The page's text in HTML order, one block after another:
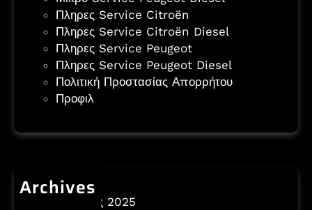
Πληρες Service Citroën
Πληρες Service Citroën Diesel
Πληρες Service Peugeot
Πληρες Service Peugeot Diesel
Πολιτική Προστασίας Απορρήτου
Προφιλ
Archives
Δεκέμβριος 2025